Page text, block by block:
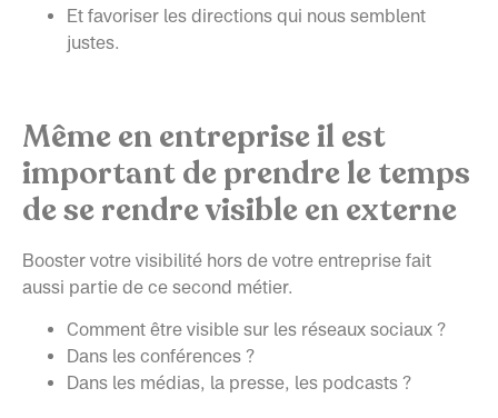
Et favoriser les directions qui nous semblent
justes.
Même en entreprise il est
important de prendre le temps
de se rendre visible en externe
Booster votre visibilité hors de votre entreprise fait
aussi partie de ce second métier.
Comment être visible sur les réseaux sociaux ?
Dans les conférences ?
Dans les médias, la presse, les podcasts ?